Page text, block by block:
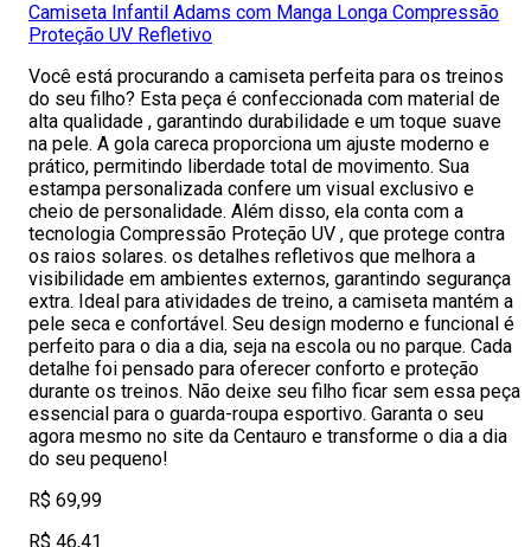
Camiseta Infantil Adams com Manga Longa Compressão
Proteção UV Refletivo
Você está procurando a camiseta perfeita para os treinos
do seu filho? Esta peça é confeccionada com material de
alta qualidade , garantindo durabilidade e um toque suave
na pele. A gola careca proporciona um ajuste moderno e
prático, permitindo liberdade total de movimento. Sua
estampa personalizada confere um visual exclusivo e
cheio de personalidade. Além disso, ela conta com a
tecnologia Compressão Proteção UV , que protege contra
os raios solares. os detalhes refletivos que melhora a
visibilidade em ambientes externos, garantindo segurança
extra. Ideal para atividades de treino, a camiseta mantém a
pele seca e confortável. Seu design moderno e funcional é
perfeito para o dia a dia, seja na escola ou no parque. Cada
detalhe foi pensado para oferecer conforto e proteção
durante os treinos. Não deixe seu filho ficar sem essa peça
essencial para o guarda-roupa esportivo. Garanta o seu
agora mesmo no site da Centauro e transforme o dia a dia
do seu pequeno!
R$ 69,99
R$ 46,41